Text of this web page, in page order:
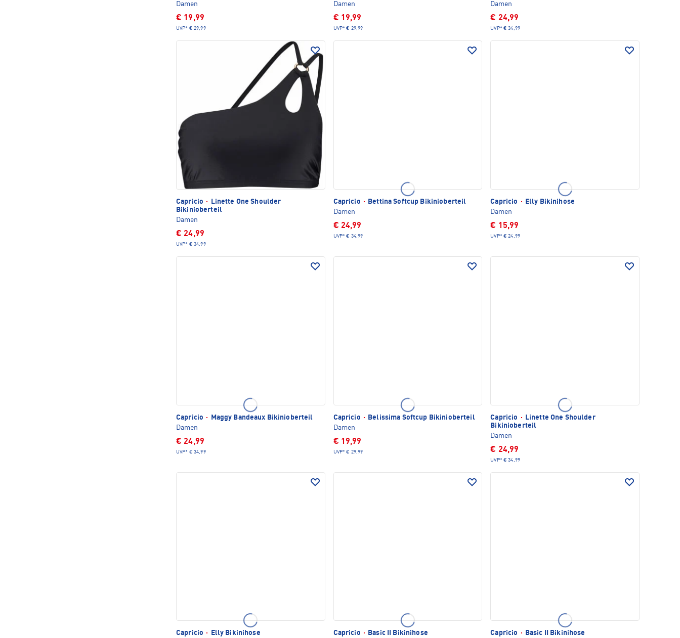
Damen
€ 19,99
UVP* € 29,99
Damen
€ 19,99
UVP* € 29,99
Damen
€ 24,99
UVP* € 34,99
Capricio ·
Linette One Shoulder
Bikinioberteil
Damen
€ 24,99
UVP* € 34,99
Capricio ·
Bettina Softcup Bikinioberteil
Damen
€ 24,99
UVP* € 34,99
Capricio ·
Elly Bikinihose
Damen
€ 15,99
UVP* € 24,99
Capricio ·
Maggy Bandeaux Bikinioberteil
Damen
€ 24,99
UVP* € 34,99
Capricio ·
Belissima Softcup Bikinioberteil
Damen
€ 19,99
UVP* € 29,99
Capricio ·
Linette One Shoulder
Bikinioberteil
Damen
€ 24,99
UVP* € 34,99
Capricio ·
Elly Bikinihose
Capricio ·
Basic II Bikinihose
Capricio ·
Basic II Bikinihose